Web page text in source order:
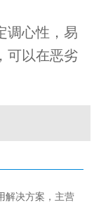
调心性，易
可以在恶劣
解决方案，主营